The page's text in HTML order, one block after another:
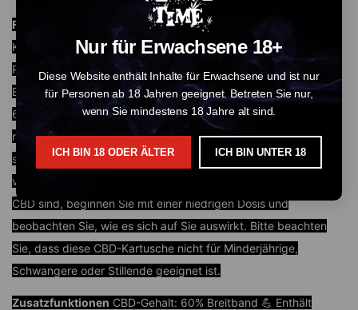
Nur für Erwachsene 18+
Diese Website enthält Inhalte für Erwachsene und ist nur
für Personen ab 18 Jahren geeignet. Betreten Sie nur,
wenn Sie mindestens 18 Jahre alt sind.
ICH BIN 18 ODER ÄLTER ICH BIN UNTER 18
Für wen ist die CBD Relax 60% Kartusche geeignet?
Kartusche ist für Verbraucher konzipiert, die bereits einen Vape
Pen haben und eine Kartusche suchen, die sich auf
Entspannung und Ruhe konzentriert. 🙌 Mit einer potenten
60%igen CBD-Konzentration in dieser 1-ml-Kartusche bietet sie
nach dem Einatmen ein schnelles Wohlgefühl. 🌿 Wir empfehlen
sie für erfahrene CBD-Benutzer, die mit ihren Wirkungen
vertraut sind, da sie sehr potent ist. Wenn Sie jedoch neu bei
CBD sind, beginnen Sie mit einer niedrigen Dosis und
beobachten Sie, wie es sich auf Sie auswirkt. Bitte beachten
Sie, dass diese CBD-Kartusche nicht für Minderjährige,
Schwangere oder Stillende geeignet ist.
Zusatzfunktionen CBD-Gehalt: 60% Breitband 💪 Enthält